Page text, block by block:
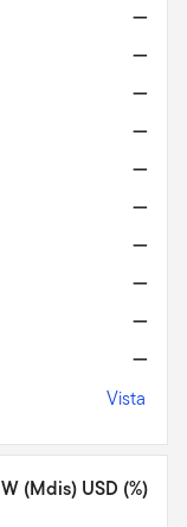
—
—
—
—
—
—
—
—
—
—
Vista
W (Mdis) USD (%)